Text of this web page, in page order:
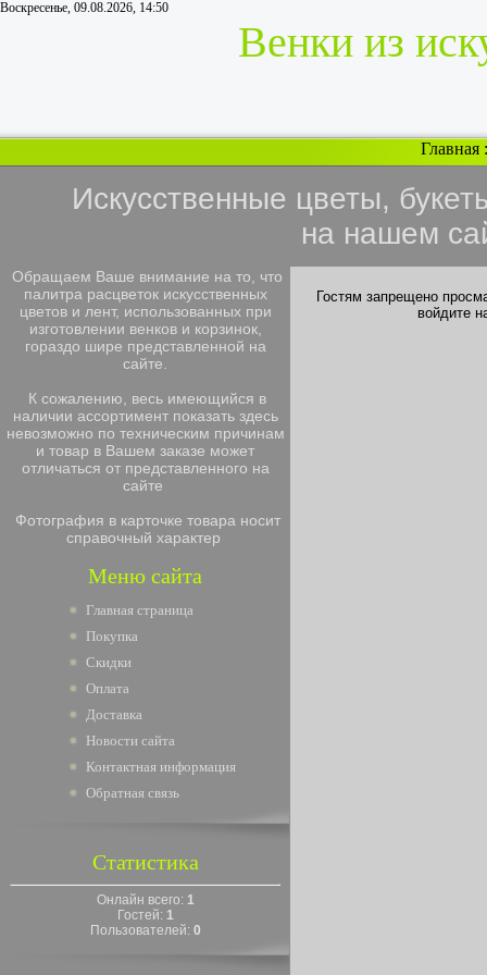
Воскресенье, 09.08.2026, 14:50
Венки из
Главная
Искусственные цветы,
на нашем
Обращаем Ваше внимание на то, что
палитра расцветок искусственных
цветов и лент, использованных при
изготовлении венков и корзинок,
гораздо шире представленной на
сайте.
К сожалению, весь имеющийся в
наличии ассортимент показать здесь
невозможно по техническим причинам
и товар в Вашем заказе может
отличаться от представленного на
сайте
Фотография в карточке товара носит
справочный характер
Меню сайта
Главная страница
Покупка
Скидки
Оплата
Доставка
Новости сайта
Контактная информация
Обратная связь
Статистика
Онлайн всего: 1
Гостей: 1
Пользователей: 0
Гостям запрещено
войдите